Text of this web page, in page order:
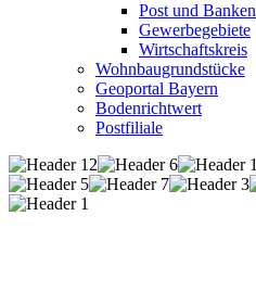
Post und Banken
Gewerbegebiete
Wirtschaftskreis
Wohnbaugrundstücke
Geoportal Bayern
Bodenrichtwert
Postfiliale